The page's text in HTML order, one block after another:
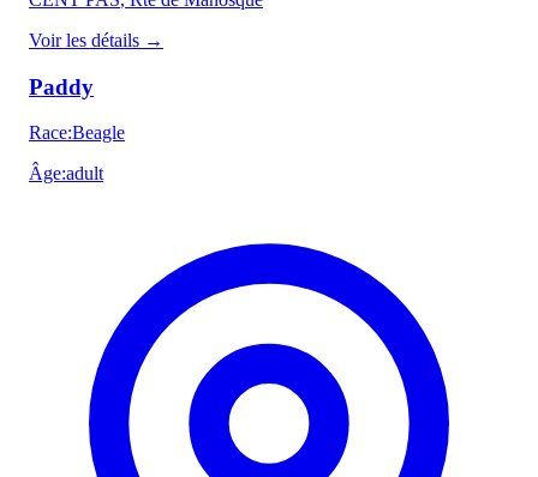
Voir les détails →
Paddy
Race:Beagle
Âge:adult